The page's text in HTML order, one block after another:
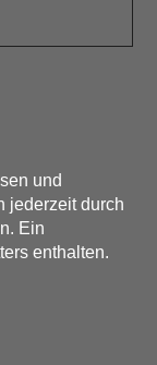
und
jederzeit durch
Ein
enthalten.